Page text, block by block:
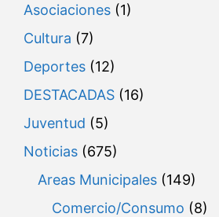
Asociaciones (1)
Cultura (7)
Deportes (12)
DESTACADAS (16)
Juventud (5)
Noticias (675)
Areas Municipales (149)
Comercio/Consumo (8)